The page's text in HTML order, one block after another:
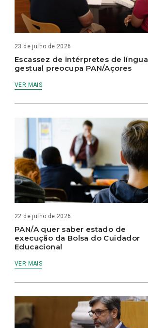
23 de julho de 2026
Escassez de intérpretes de língua
gestual preocupa PAN/Açores
VER MAIS
22 de julho de 2026
PAN/A quer saber estado de
execução da Bolsa do Cuidador
Educacional
VER MAIS